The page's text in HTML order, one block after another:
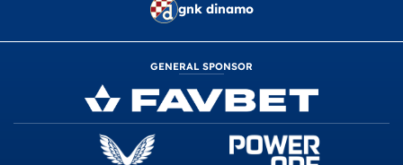
gnk dinamo
GENERAL SPONSOR